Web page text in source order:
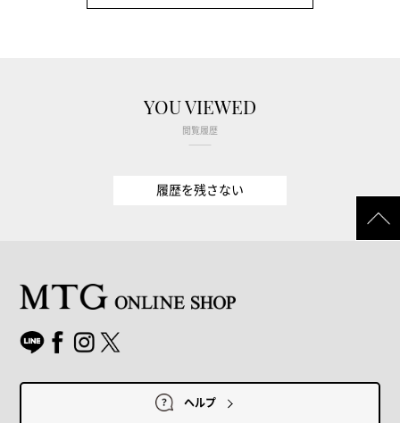
YOU VIEWED
閲覧履歴
履歴を残さない
ヘルプ